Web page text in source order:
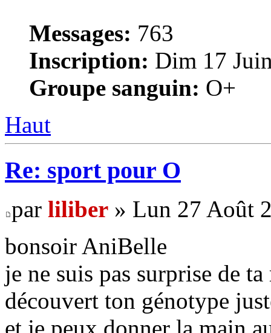
Messages: 763
Inscription: Dim 17
Groupe sanguin: O+
Haut
Re: sport pour O
par liliber » Lun 27 Août
bonsoir AniBelle
je ne suis pas surprise de
découvert ton génotype